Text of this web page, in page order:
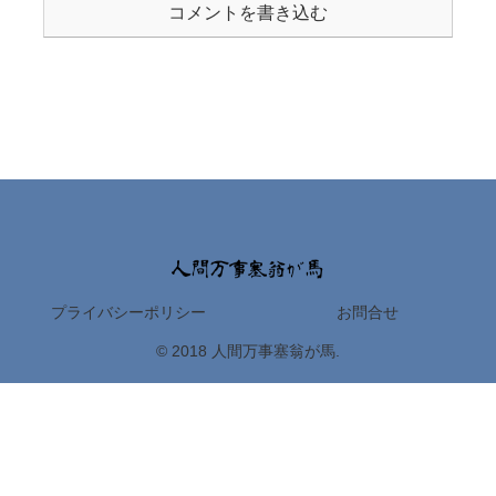
コメントを書き込む
プライバシーポリシー お問合せ
© 2018 人間万事塞翁が馬.